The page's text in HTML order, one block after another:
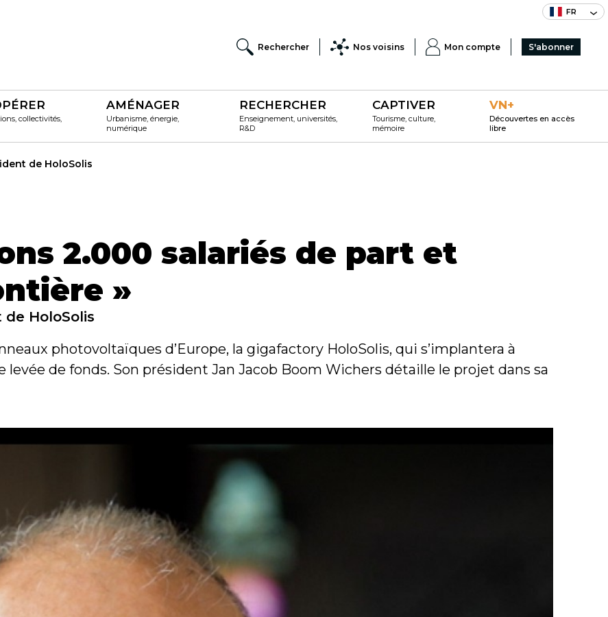
FR
Rechercher Nos voisins Mon compte S'abonner
collectivités,
AMÉNAGER
Urbanisme, énergie,
numérique
RECHERCHER
Enseignement, universités,
R&D
CAPTIVER
Tourisme, culture,
mémoire
VN+
Découvertes en accès
libre
de HoloSolis
2.000 salariés de part et
»
HoloSolis
photovoltaïques d’Europe, la gigafactory HoloSolis, qui s’implantera à
levée de fonds. Son président Jan Jacob Boom Wichers détaille le projet dans sa